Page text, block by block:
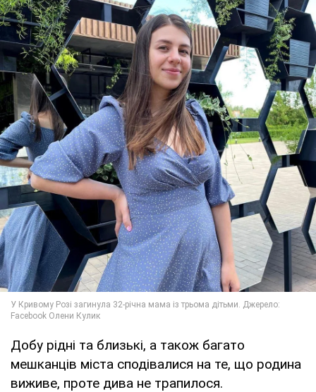
Добу рідні та близькі, а також багато
мешканців міста сподівалися на те, що родина
виживе, проте дива не трапилося.